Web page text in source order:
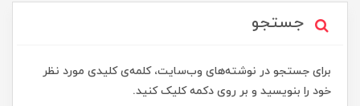
جستجو
برای جستجو در نوشته‌های وب‌سایت، کلمه‌ی کلیدی مورد نظر
خود را بنویسید و بر روی دکمه کلیک کنید.